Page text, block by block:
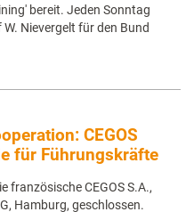
bereit. Jeden Sonntag
Nievergelt für den Bund
CEGOS
für Führungskräfte
französische CEGOS S.A.,
Hamburg, geschlossen.